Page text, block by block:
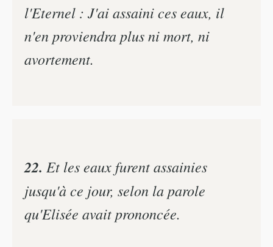
l'Eternel : J'ai assaini ces eaux, il
n'en proviendra plus ni mort, ni
avortement.
22. Et les eaux furent assainies
jusqu'à ce jour, selon la parole
qu'Elisée avait prononcée.